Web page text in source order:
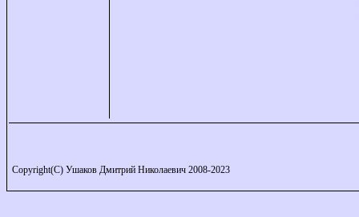
Copyright(C) Ушаков Дмитрий Николаевич 2008-2023